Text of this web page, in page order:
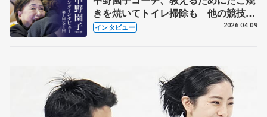
きを焼いてトイレ掃除も 他の競技に
も通用するという坂本花織の筋肉
インタビュー 2026.04.09